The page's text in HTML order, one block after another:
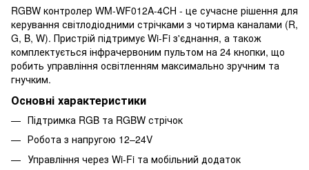
RGBW контролер WM-WF012A-4CH - це сучасне рішення для
керування світлодіодними стрічками з чотирма каналами (R,
G, B, W). Пристрій підтримує Wi-Fi з'єднання, а також
комплектується інфрачервоним пультом на 24 кнопки, що
робить управління освітленням максимально зручним та
гнучким.
Основні характеристики
Підтримка RGB та RGBW стрічок
Робота з напругою 12–24V
Управління через Wi-Fi та мобільний додаток